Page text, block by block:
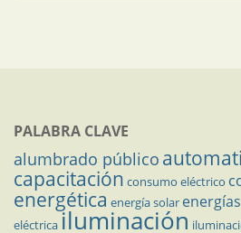
PALABRA CLAVE
alumbrado público
capacitación consumo eléctrico
energética energía solar
eléctricailuminación